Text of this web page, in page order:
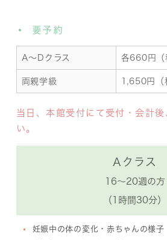
要予約
A～Dクラス 各660円（
両親学級 1,650円（
当日、本館受付にて受付・会計
い。
Aクラス
16～20週の方
（1時間30分）
妊娠中の体の変化・赤ちゃんの様子